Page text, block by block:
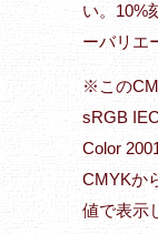
い。10%
ーバリエ
※この
sRGB
Color
CMYKか
値で表示